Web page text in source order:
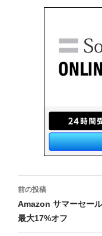
投
稿
ナ
前の投稿
Amazon サマーセー
最大17%オフ